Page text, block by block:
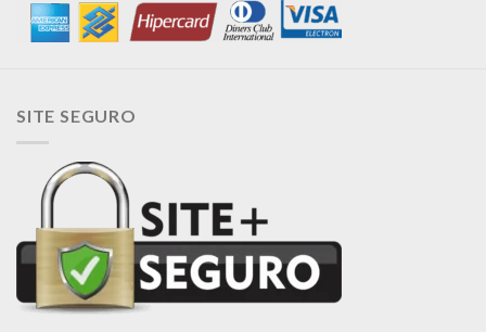
SITE SEGURO